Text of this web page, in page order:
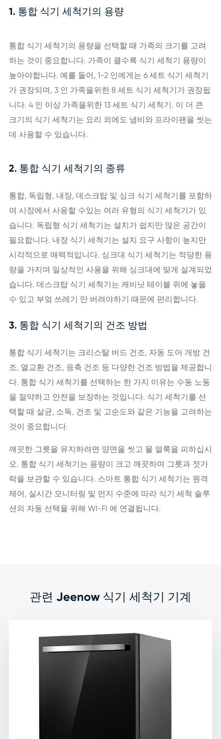
1. 통합 식기 세척기의 용량
통합 식기 세척기의 용량을 선택할 때 가족의 크기를 고려
하는 것이 중요합니다. 가족이 클수록 식기 세척기 용량이
높아야합니다. 예를 들어, 1-2 인에게는 6 세트 식기 세척기
가 권장되며, 3 인 가족을위한 8 세트 식기 세척기가 권장됩
니다. 4 인 이상 가족을위한 13 세트 식기 세척기. 이 더 큰
크기의 식기 세척기는 요리 외에도 냄비와 프라이팬을 씻는
데 사용할 수 있습니다.
2. 통합 식기 세척기의 종류
통합, 독립형, 내장, 데스크탑 및 싱크 식기 세척기를 포함하
여 시장에서 사용할 수있는 여러 유형의 식기 세척기가 있
습니다. 독립형 식기 세척기는 설치가 쉽지만 많은 공간이
필요합니다. 내장 식기 세척기는 설치 요구 사항이 높지만
시각적으로 매력적입니다. 싱크대 식기 세척기는 적당한 용
량을 가지며 일상적인 사용을 위해 싱크대에 맞게 설계되었
습니다. 데스크탑 식기 세척기는 캐비닛 테이블 위에 놓을
수 있고 부엌 쓰레기 만 버려야하기 때문에 편리합니다.
3. 통합 식기 세척기의 건조 방법
통합 식기 세척기는 크리스탈 버드 건조, 자동 도어 개방 건
조, 열교환 건조, 응축 건조 등 다양한 건조 방법을 제공합니
다. 통합 식기 세척기를 선택하는 한 가지 이유는 수동 노동
을 절약하고 안전을 보장하는 것입니다. 식기 세척기를 선
택할 때 살균, 소독, 건조 및 고순도와 같은 기능을 고려하는
것이 중요합니다.
깨끗한 그릇을 유지하려면 양면을 씻고 물 얼룩을 피하십시
오. 통합 식기 세척기는 용량이 크고 깨끗하며 그릇과 젓가
락을 보관할 수 있습니다. 스마트 통합 식기 세척기는 원격
제어, 실시간 모니터링 및 먼지 수준에 따라 식기 세척 솔루
션의 자동 선택을 위해 WI-FI 에 연결됩니다.
관련 Jeenow 식기 세척기 기계